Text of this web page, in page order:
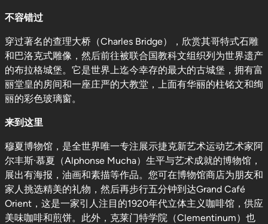
不容错过
穿过著名的查理大桥（Charles Bridge），欣赏其哥特式石雕
和巴洛克式雕像，然后前往被联合国教科文组织列为世界遗产
的布拉格城堡。它是世界上迄今幸存的最大的古城堡，拥有富
丽堂皇的房间和一座庄严的大教堂，上面有华丽的柱铭文和绚
丽的彩色玻璃窗。
来到这里
穆夏博物馆，是全世界唯一专注展示捷克新艺术运动艺术家阿
尔丰斯·慕夏（Alphonse Mucha）生平与艺术成就的博物馆，
展出有海报，油画和素描等作品。您可在博物馆商店为朋友和
家人挑选精美的礼物，然后再步行五分钟到达Grand Café
Orient，这是一家引人注目的1920年代立体主义咖啡馆，供应
美味咖啡和煎饼。此外，克莱门特学院（Clementinum）也